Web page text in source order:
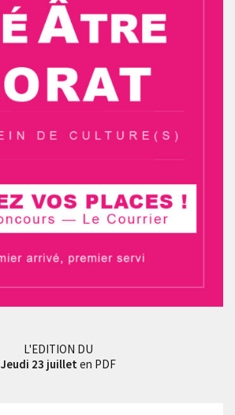
L'EDITION DU
Jeudi 23 juillet en PDF